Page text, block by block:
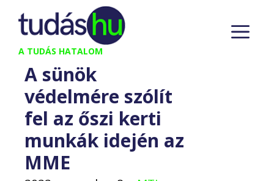
Kilépés
tartalomba
A TUDÁS HATALOM
A sünök
védelmére szólít
fel az őszi kerti
munkák idején az
MME